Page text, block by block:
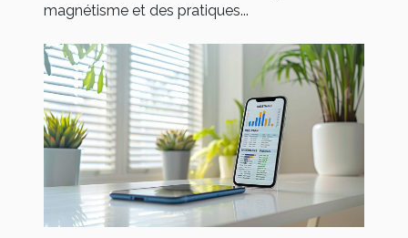
magnétisme et des pratiques...